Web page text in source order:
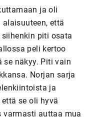
ja oli
että
piti osata
peli kertoo
se näkyy. Piti vain
Norjan sarja
ja
se oli hyvä
varmasti auttaa mua